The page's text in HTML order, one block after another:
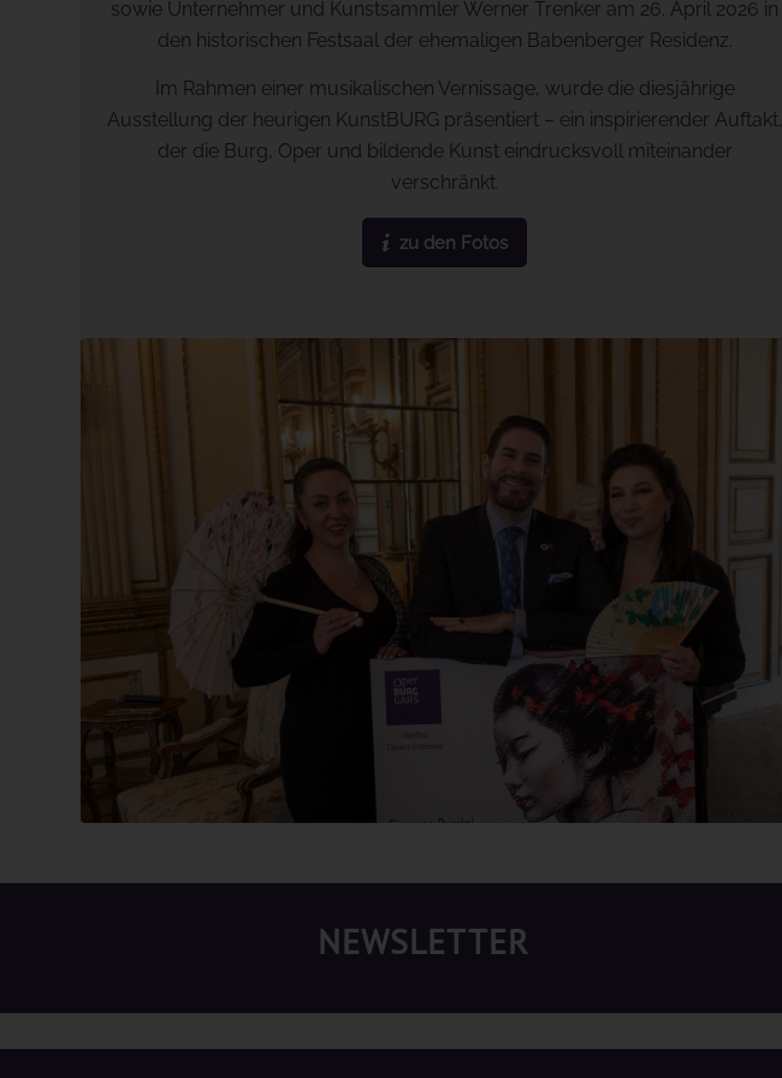
sowie Unternehmer und Kunstsammler Werner Trenker am 26. April 2026 in
den historischen Festsaal der ehemaligen Babenberger Residenz.
Im Rahmen einer musikalischen Vernissage, wurde die diesjährige
Ausstellung der heurigen KunstBURG präsentiert – ein inspirierender Auftakt,
der die Burg, Oper und bildende Kunst eindrucksvoll miteinander
verschränkt.
zu den Fotos
© Jürgen Hammerschmid
NEWSLETTER